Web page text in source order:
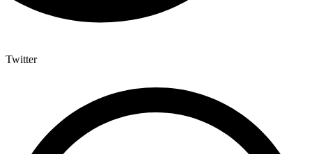
Twitter